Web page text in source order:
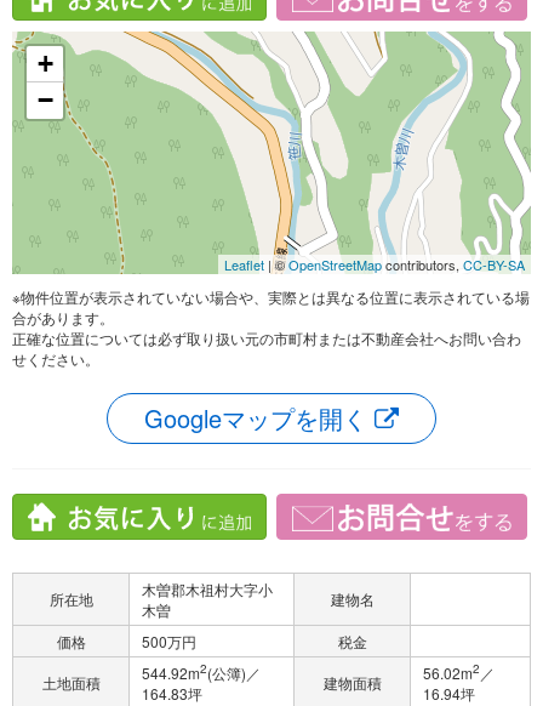
+
−
Leaflet | ©OpenStreetMapcontributors, CC-BY-SA
※物件位置が表示されていない場合や、実際とは異なる位置に表示されている場
合があります。
正確な位置については必ず取り扱い元の市町村または不動産会社へお問い合わ
せください。
Googleマップを開く
所在地
木曽郡木祖村大字小
木曽
建物名
価格 500万円
税金
土地面積
544.92m2(公簿)／
164.83坪
建物面積 56.02m2 ／
16.94坪